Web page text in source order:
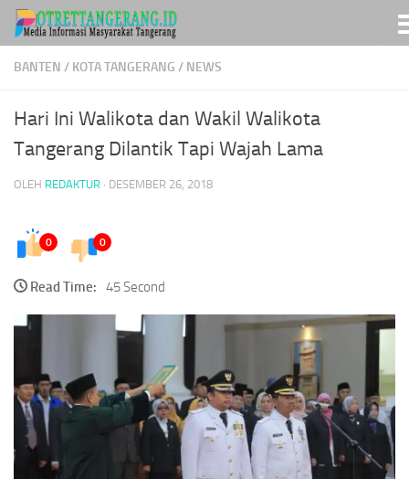
Skip to content
BANTEN / KOTA TANGERANG / NEWS
Hari Ini Walikota dan Wakil Walikota
Tangerang Dilantik Tapi Wajah Lama
OLEH REDAKTUR · DESEMBER 26, 2018
0 0
Read Time: 45 Second